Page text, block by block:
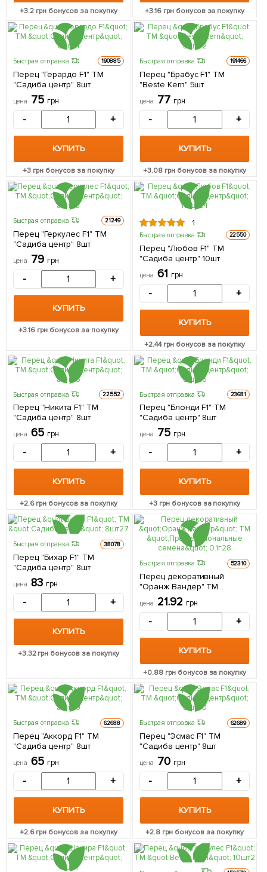
+3.2 грн бонусов за покупку +3.16грн бонусов за покупку
Быстрая отправка 190885
Перец "Герардо F1" ТМ
"Садиба центр" 8шт
цена 75 грн
- +
КУПИТЬ
+3 грн бонусов за покупку
Быстрая отправка 191466
Перец "Брабус F1" ТМ
"Beste Kern" 5шт
цена 77 грн
- +
КУПИТЬ
+3.08 грн бонусов за покупку
Быстрая отправка 21249
Перец "Геркулес F1" ТМ
"Садиба центр" 8шт
цена 79 грн
- +
КУПИТЬ
+3.16 грн бонусов за покупку
1
Быстрая отправка 22550
Перец "Любов F1" ТМ
"Садиба центр" 10шт
цена 61 грн
- +
КУПИТЬ
+2.44грн бонусов за покупку
Быстрая отправка 22552
Перец "Никита F1" ТМ
"Садиба центр" 8шт
цена 65 грн
- +
КУПИТЬ
+2.6грн бонусов за покупку
Быстрая отправка 23681
Перец "Блонди F1" ТМ
"Садиба центр" 8шт
цена 75 грн
- +
КУПИТЬ
+3грн бонусов за покупку
Быстрая отправка 38078
Перец "Бихар F1" ТМ
"Садиба центр" 8шт
цена 83 грн
- +
КУПИТЬ
+3.32грн бонусов за покупку
Быстрая отправка 52310
Перец декоративный
"Оранж Вандер" ТМ
"Профессиональные
семена" 0.1г
цена 21.92 грн
- +
КУПИТЬ
+0.88грн бонусов за покупку
Быстрая отправка 62688
Перец "Аккорд F1" ТМ
"Садиба центр" 8шт
цена 65 грн
- +
КУПИТЬ
+2.6грн бонусов за покупку
Быстрая отправка 62689
Перец "Эсмас F1" ТМ
"Садиба центр" 8шт
цена 70 грн
- +
КУПИТЬ
+2.8 грн бонусов за покупку